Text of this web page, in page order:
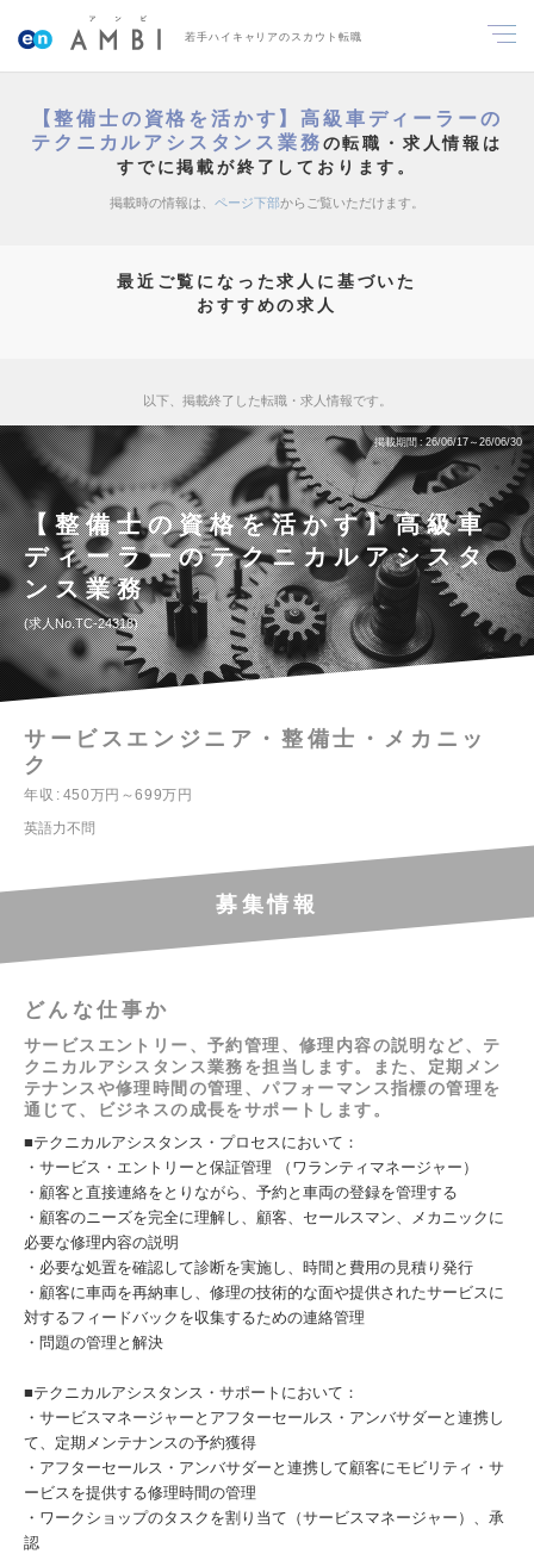
若手ハイキャリアのスカウト転職
【整備士の資格を活かす】高級車ディーラーの
テクニカルアシスタンス業務の転職・求人情報は
すでに掲載が終了しております。
掲載時の情報は、 ページ下部からご覧いただけます。
最近ご覧になった求人に基づいた
おすすめの求人
以下、掲載終了した転職・求人情報です。
掲載期間 26/06/17～26/06/30
【整備士の資格を活かす】高級車
ディーラーのテクニカルアシスタ
ンス業務
求人No.TC-24318
サービスエンジニア・整備士・メカニッ
ク
年収
450万円～699万円
英語力不問
募集情報
どんな仕事か
サービスエントリー、予約管理、修理内容の説明など、テ
クニカルアシスタンス業務を担当します。また、定期メン
テナンスや修理時間の管理、パフォーマンス指標の管理を
通じて、ビジネスの成長をサポートします。
■テクニカルアシスタンス・プロセスにおいて：
・サービス・エントリーと保証管理 （ワランティマネージャー）
・顧客と直接連絡をとりながら、予約と車両の登録を管理する
・顧客のニーズを完全に理解し、顧客、セールスマン、メカニックに
必要な修理内容の説明
・必要な処置を確認して診断を実施し、時間と費用の見積り発行
・顧客に車両を再納車し、修理の技術的な面や提供されたサービスに
対するフィードバックを収集するための連絡管理
・問題の管理と解決
■テクニカルアシスタンス・サポートにおいて：
・サービスマネージャーとアフターセールス・アンバサダーと連携し
て、定期メンテナンスの予約獲得
・アフターセールス・アンバサダーと連携して顧客にモビリティ・サ
ービスを提供する修理時間の管理
・ワークショップのタスクを割り当て（サービスマネージャー）、承
認